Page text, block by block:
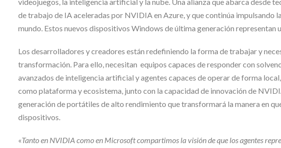
videojuegos, la inteligencia artificial y la nube. Una alianza que abarca desde
de trabajo de IA aceleradas por NVIDIA en Azure, y que continúa impulsando
mundo. Estos nuevos dispositivos Windows de última generación representan
Los desarrolladores y creadores están redefiniendo la forma de trabajar y
transformación. Para ello, necesitan equipos capaces de responder con
avanzados de inteligencia artificial y agentes capaces de operar de forma
como plataforma y ecosistema, junto con la capacidad de innovación de
generación de portátiles de alto rendimiento que transformará la manera en
dispositivos.
«Tanto en NVIDIA como en Microsoft compartimos la visión de que los agentes